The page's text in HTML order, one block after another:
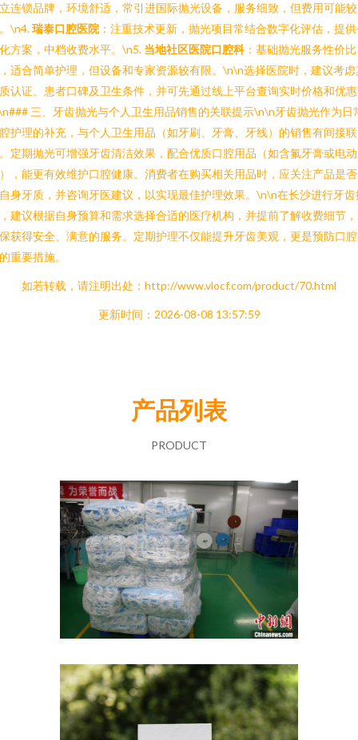
连锁品牌，环境舒适，常引进国际抛光设备，服务细致，但费用可能较
\n4.瑞泰口腔医院：注重技术更新，抛光项目常结合数字化评估，提
方案，中档收费水平。\n5. 当地社区医院口腔科：基础抛光服务性价比
适合简单护理，但设备和专家资源较有限。\n\n选择医院时，建议考虑
认证、患者口碑及卫生条件，并可先通过线上平台查询实时价格和优
三、牙齿抛光与个人卫生用品销售的关联提示\n\n牙齿抛光作为日
护理的补充，与个人卫生用品（如牙刷、牙膏、牙线）的销售有间接联
定期抛光可增强牙齿清洁效果，配合优质口腔用品（如含氟牙膏或电
，能更有效维护口腔健康。消费者在购买相关用品时，应关注产品是
身牙质，并咨询牙医建议，以实现最佳护理效果。\n\n在长沙进行牙齿
建议根据自身预算和需求选择合适的医疗机构，并提前了解收费细节
获得安全、满意的服务。定期护理不仅能提升牙齿美观，更是预防口
重要措施。
如若转载，请注明出处：http://www.vlocf.com/product/70.html
更新时间：2026-08-08 13:57:59
产品列表
PRODUCT